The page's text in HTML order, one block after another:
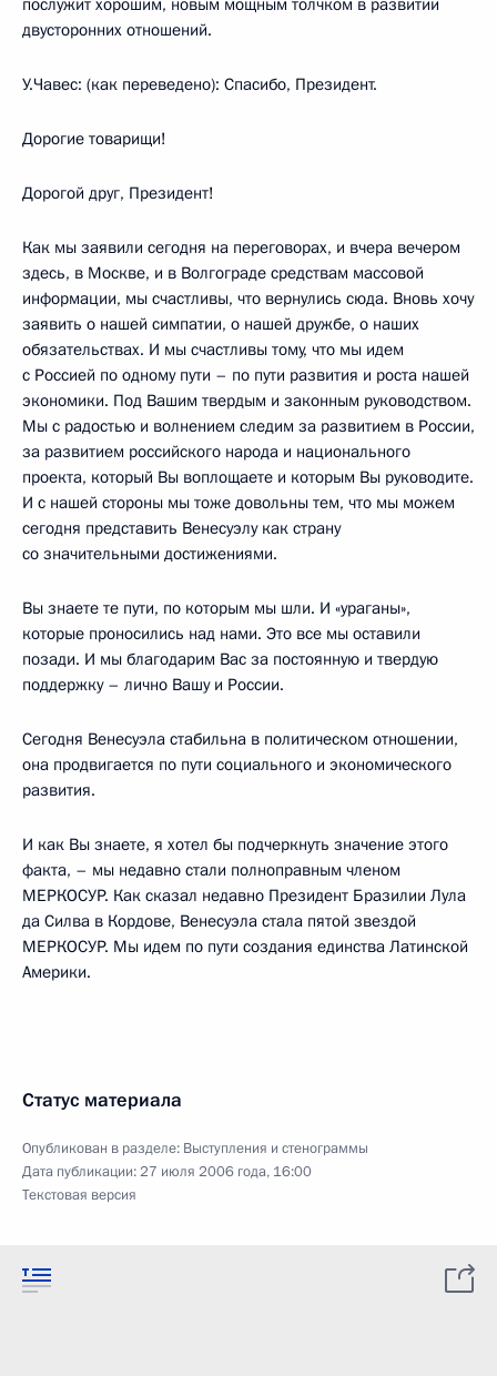
послужит хорошим, новым мощным толчком в развитии
двусторонних отношений.
У.Чавес: (как переведено): Спасибо, Президент.
Дорогие товарищи!
Дорогой друг, Президент!
Как мы заявили сегодня на переговорах, и вчера вечером
здесь, в Москве, и в Волгограде средствам массовой
информации, мы счастливы, что вернулись сюда. Вновь хочу
заявить о нашей симпатии, о нашей дружбе, о наших
обязательствах. И мы счастливы тому, что мы идем
с Россией по одному пути – по пути развития и роста нашей
экономики. Под Вашим твердым и законным руководством.
Мы с радостью и волнением следим за развитием в России,
за развитием российского народа и национального
проекта, который Вы воплощаете и которым Вы руководите.
И с нашей стороны мы тоже довольны тем, что мы можем
сегодня представить Венесуэлу как страну
со значительными достижениями.
Вы знаете те пути, по которым мы шли. И «ураганы»,
которые проносились над нами. Это все мы оставили
позади. И мы благодарим Вас за постоянную и твердую
поддержку – лично Вашу и России.
Сегодня Венесуэла стабильна в политическом отношении,
она продвигается по пути социального и экономического
развития.
И как Вы знаете, я хотел бы подчеркнуть значение этого
факта, – мы недавно стали полноправным членом
МЕРКОСУР. Как сказал недавно Президент Бразилии Лула
да Силва в Кордове, Венесуэла стала пятой звездой
МЕРКОСУР. Мы идем по пути создания единства Латинской
Америки.
Статус материала
Опубликован в разделе: Выступления и стенограммы
Дата публикации:27 июля 2006 года, 16:00
Текстовая версия